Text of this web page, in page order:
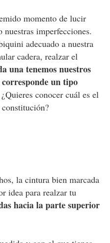
momento de lucir
imperfecciones.
adecuado a nuestra
cadera, realzar el
una tenemos nuestros
un tipo
conocer cuál es el
la cintura bien marcada
idea para realzar tu
hacia la parte superior